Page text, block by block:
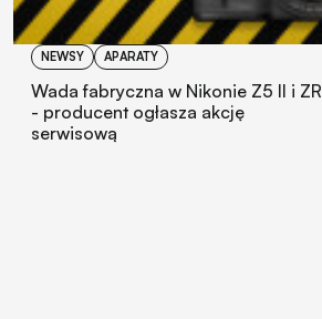
NEWSY APARATY
Wada fabryczna w Nikonie Z5 II i ZR
- producent ogłasza akcję
serwisową